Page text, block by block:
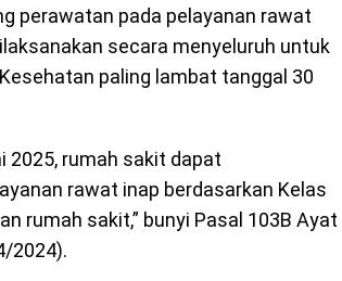
perawatan pada pelayanan rawat
secara menyeluruh untuk
paling lambat tanggal 30
2025, rumah sakit dapat
rawat inap berdasarkan Kelas
rumah sakit,” bunyi Pasal 103B Ayat
2024).